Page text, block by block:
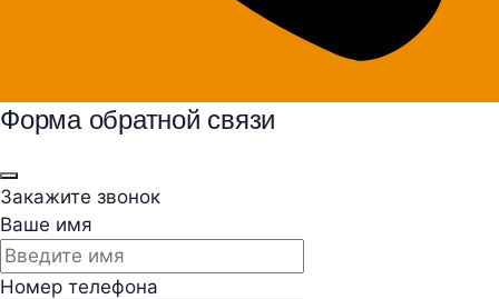
Форма обратной связи
Закажите звонок
Ваше имя
Номер телефона